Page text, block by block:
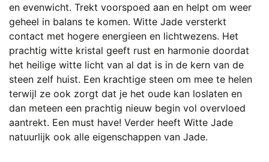
en evenwicht. Trekt voorspoed aan en helpt om weer
geheel in balans te komen. Witte Jade versterkt
contact met hogere energieen en lichtwezens. Het
prachtig witte kristal geeft rust en harmonie doordat
het heilige witte licht van al dat is in de kern van de
steen zelf huist. Een krachtige steen om mee te helen
terwijl ze ook zorgt dat je het oude kan loslaten en
dan meteen een prachtig nieuw begin vol overvloed
aantrekt. Een must have! Verder heeft Witte Jade
natuurlijk ook alle eigenschappen van Jade.